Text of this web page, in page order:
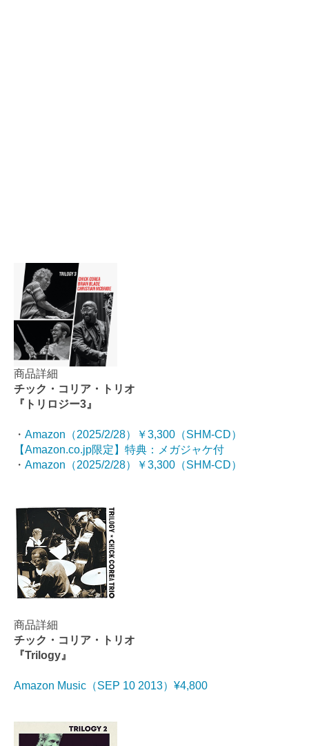
商品詳細
チック・コリア・トリオ
『トリロジー3』
・ Amazon（2025/2/28）￥3,300（SHM-CD）
【Amazon.co.jp限定】特典：メガジャケ付
・ Amazon（2025/2/28）￥3,300（SHM-CD）
商品詳細
チック・コリア・トリオ
『Trilogy』
Amazon Music（SEP 10 2013）¥4,800